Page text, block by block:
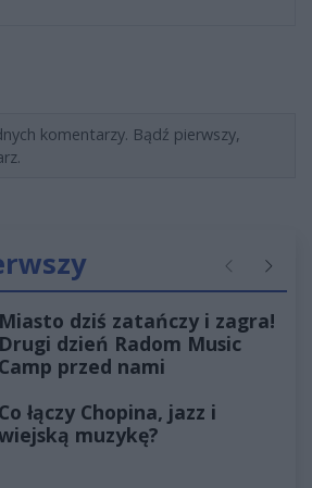
komentarzy. Bądź pierwszy,
Poprzednie
Miasto dziś zatańczy i zagra!
Drugi dzień Radom Music
Camp przed nami
Co łączy Chopina, jazz i
muzykę?